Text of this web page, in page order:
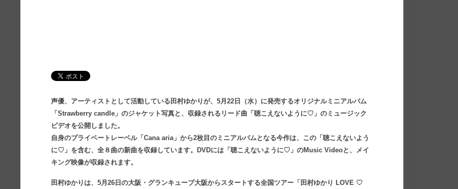
声優、アーティストとして活動している田村ゆかりが、5月22日（水）に発売するオリジナルミニアルバム
「Strawberry candle」のジャケット写真と、収録されるリード曲「聴こえないように♡」のミュージック
ビデオを公開しました。
自身のプライベートレーベル「Cana aria」から2枚目のミニアルバムとなる今作は、この「聴こえないよう
に♡」を含む、全８曲の新曲を収録しています。DVDには「聴こえないように♡」のMusic Videoと、メイ
キング映像が収録されます。
田村ゆかりは、5月26日の大阪・グランキューブ大阪からスタートする全国ツアー「田村ゆかり LOVE ♡